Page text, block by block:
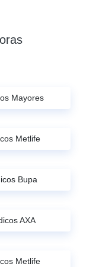
Mayores
Metlife
Bupa
AXA
Metlife